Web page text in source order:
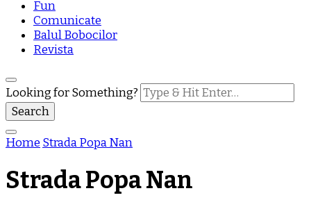
Fun
Comunicate
Balul Bobocilor
Revista
Looking for Something?
Home Strada Popa Nan
Strada Popa Nan